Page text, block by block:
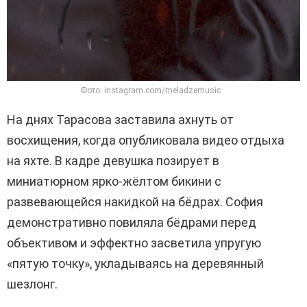
Фото: instagram.com/meladzemusic
На днях Тарасова заставила ахнуть от
восхищения, когда опубликовала видео отдыха
на яхте. В кадре девушка позирует в
миниатюрном ярко-жёлтом бикини с
развевающейся накидкой на бёдрах. София
демонстративно повиляла бёдрами перед
объективом и эффектно засветила упругую
«пятую точку», укладываясь на деревянный
шезлонг.